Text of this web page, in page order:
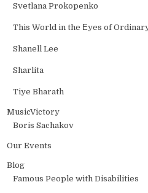
Svetlana Prokopenko
This World in the Еyes of
Shanell Lee
Sharlita
Tiye Bharath
MusicVictory
Boris Sachakov
Our Events
Blog
Famous People with Disabilities